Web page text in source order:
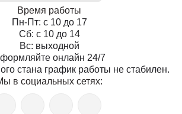
Время работы
Пн-Пт: с 10 до 17
Сб: с 10 до 14
Вс: выходной
онлайн 24/7
стана график работы не стабилен.
в социальных сетях: